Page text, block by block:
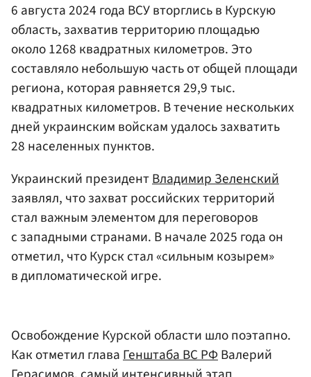
6 августа 2024 года ВСУ вторглись в Курскую
область, захватив территорию площадью
около 1268 квадратных километров. Это
составляло небольшую часть от общей площади
региона, которая равняется 29,9 тыс.
квадратных километров. В течение нескольких
дней украинским войскам удалось захватить
28 населенных пунктов.
Украинский президентВладимир Зеленский
заявлял, что захват российских территорий
стал важным элементом для переговоров
с западными странами. В начале 2025 года он
отметил, что Курск стал «сильным козырем»
в дипломатической игре.
Освобождение Курской области шло поэтапно.
Как отметил главаГенштаба ВС РФВалерий